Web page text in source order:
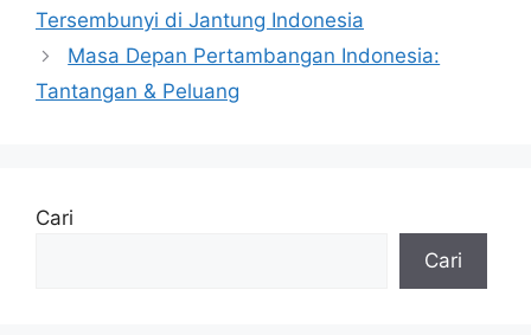
Tersembunyi di Jantung Indonesia
Masa Depan Pertambangan Indonesia:
Tantangan & Peluang
Cari
Cari